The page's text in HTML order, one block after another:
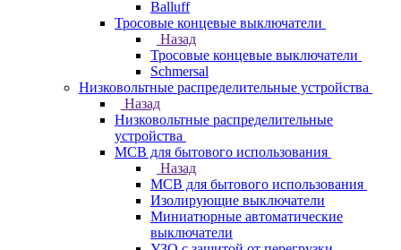
Balluff
Тросовые концевые выключатели
Назад
Тросовые концевые выключатели
Schmersal
Низковольтные распределительные устройства
Назад
Низковольтные распределительные
устройства
MCB для бытового использования
Назад
MCB для бытового использования
Изолирующие выключатели
Миниатюрные автоматические
выключатели